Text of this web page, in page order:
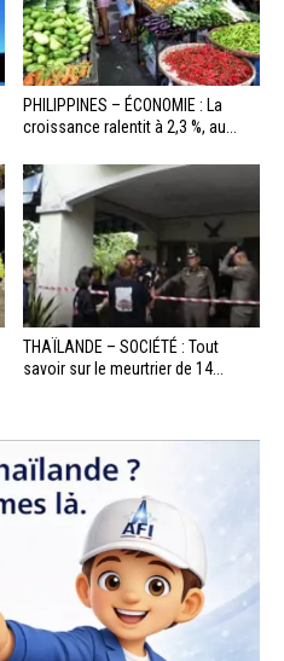
PHILIPPINES – ÉCONOMIE : La
croissance ralentit à 2,3 %, au...
THAÏLANDE – SOCIÉTÉ : Tout
savoir sur le meurtrier de 14...